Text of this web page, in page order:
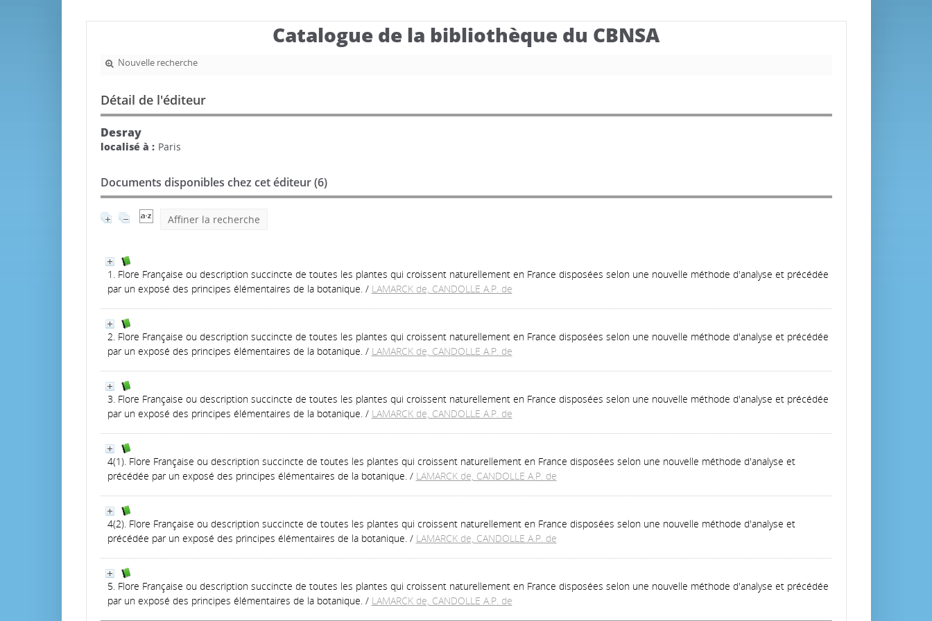
Catalogue de la bibliothèque du CBNSA
Nouvelle recherche
Détail de l'éditeur
Desray
localisé à : Paris
Documents disponibles chez cet éditeur (6)
Affiner la recherche
1. Flore Française ou description succincte de toutes les plantes qui croissent naturellement en France disposées selon une nouvelle méthode d'analyse et précédée
par un exposé des principes élémentaires de la botanique./ LAMARCK de, CANDOLLE A.P. de
2. Flore Française ou description succincte de toutes les plantes qui croissent naturellement en France disposées selon une nouvelle méthode d'analyse et précédée
par un exposé des principes élémentaires de la botanique./ LAMARCK de, CANDOLLE A.P. de
3. Flore Française ou description succincte de toutes les plantes qui croissent naturellement en France disposées selon une nouvelle méthode d'analyse et précédée
par un exposé des principes élémentaires de la botanique./ LAMARCK de, CANDOLLE A.P. de
4(1). Flore Française ou description succincte de toutes les plantes qui croissent naturellement en France disposées selon une nouvelle méthode d'analyse et
précédée par un exposé des principes élémentaires de la botanique./ LAMARCK de, CANDOLLE A.P. de
4(2). Flore Française ou description succincte de toutes les plantes qui croissent naturellement en France disposées selon une nouvelle méthode d'analyse et
précédée par un exposé des principes élémentaires de la botanique./ LAMARCK de, CANDOLLE A.P. de
5. Flore Française ou description succincte de toutes les plantes qui croissent naturellement en France disposées selon une nouvelle méthode d'analyse et précédée
par un exposé des principes élémentaires de la botanique./ LAMARCK de, CANDOLLE A.P. de